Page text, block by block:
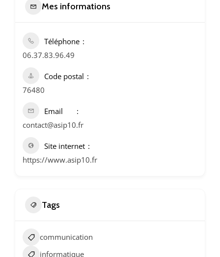
Mes informations
Téléphone
06.37.83.96.49
Code postal
76480
Email
contact@asip10.fr
Site internet
https://www.asip10.fr
Tags
communication
informatique